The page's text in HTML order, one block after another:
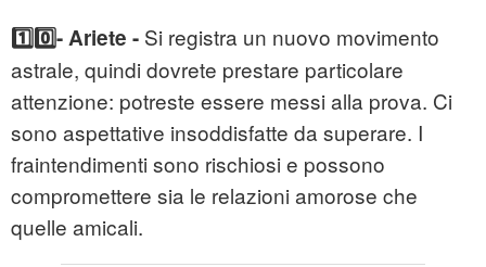
1️⃣0️⃣- Ariete - Si registra un nuovo movimento
astrale, quindi dovrete prestare particolare
attenzione: potreste essere messi alla prova. Ci
sono aspettative insoddisfatte da superare. I
fraintendimenti sono rischiosi e possono
compromettere sia le relazioni amorose che
quelle amicali.